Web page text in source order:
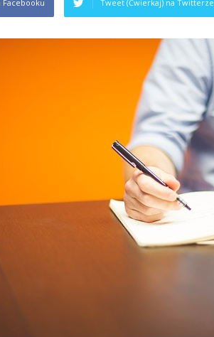
Facebooku Tweet (Ćwierkaj) na Twitterze